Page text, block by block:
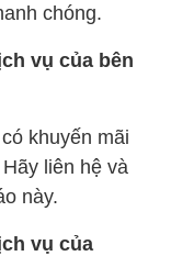
chóng.
vụ của bên
khuyến mãi
liên hệ và
này.
vụ của